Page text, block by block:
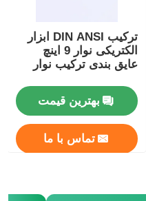
ترکیب DIN ANSI ابزار
الکتریکی نوار 9 اینچ
عایق بندی ترکیب نوار
بهترین قیمت
تماس با ما